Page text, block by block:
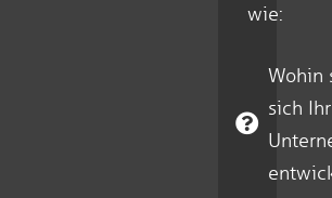
wie:
Wohin
sich Ihr